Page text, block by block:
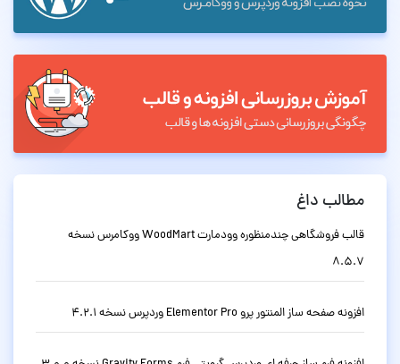
مطالب داغ
قالب فروشگاهی چندمنظوره وودمارت WoodMart ووکامرس نسخه
8.5.7
افزونه صفحه ساز المنتور پرو Elementor Pro وردپرس نسخه 4.2.1